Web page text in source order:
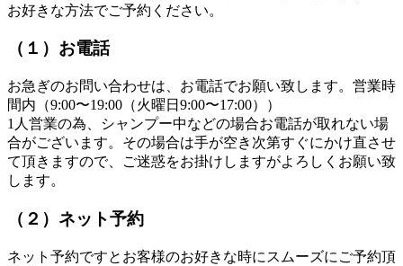
お好きな方法でご予約ください。
（１）お電話
お急ぎのお問い合わせは、お電話でお願い致します。営業時
間内（9:00〜19:00（火曜日9:00〜17:00））
1人営業の為、シャンプー中などの場合お電話が取れない場
合がございます。その場合は手が空き次第すぐにかけ直させ
て頂きますので、ご迷惑をお掛けしますがよろしくお願い致
します。
（２）ネット予約
ネット予約ですとお客様のお好きな時にスムーズにご予約頂